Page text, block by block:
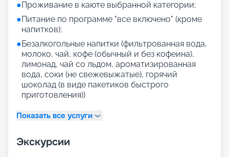
●Проживание в каюте выбранной категории;
●Питание по программе "все включено" (кроме
напитков);
●Безалкогольные напитки (фильтрованная вода,
молоко, чай, кофе (обычный и без кофеина),
лимонад, чай со льдом, ароматизированная
вода, соки (не свежевыжатые), горячий
шоколад (в виде пакетиков быстрого
приготовления))
Показать все услуги
Экскурсии